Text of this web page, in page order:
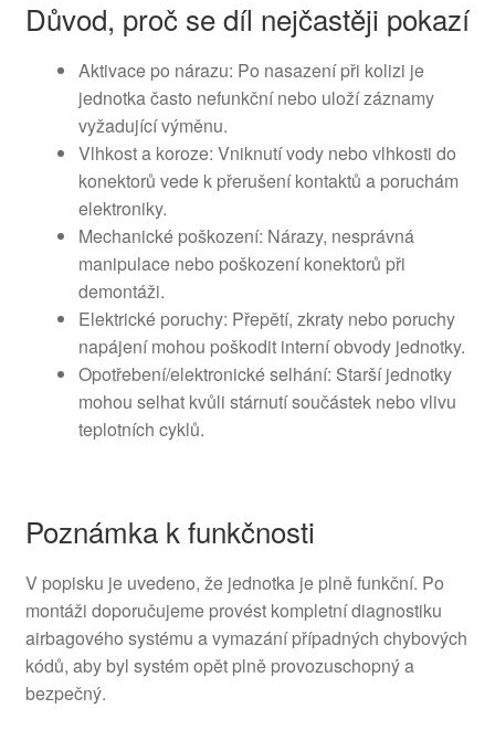
Důvod, proč se díl nejčastěji pokazí
Aktivace po nárazu: Po nasazení při kolizi je
jednotka často nefunkční nebo uloží záznamy
vyžadující výměnu.
Vlhkost a koroze: Vniknutí vody nebo vlhkosti do
konektorů vede k přerušení kontaktů a poruchám
elektroniky.
Mechanické poškození: Nárazy, nesprávná
manipulace nebo poškození konektorů při
demontáži.
Elektrické poruchy: Přepětí, zkraty nebo poruchy
napájení mohou poškodit interní obvody jednotky.
Opotřebení/elektronické selhání: Starší jednotky
mohou selhat kvůli stárnutí součástek nebo vlivu
teplotních cyklů.
Poznámka k funkčnosti
V popisku je uvedeno, že jednotka je plně funkční. Po
montáži doporučujeme provést kompletní diagnostiku
airbagového systému a vymazání případných chybových
kódů, aby byl systém opět plně provozuschopný a
bezpečný.